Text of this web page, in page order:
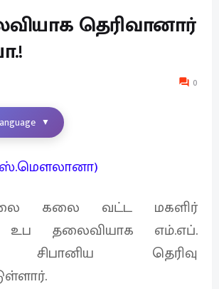
தெரிவானார்
0
▼
கலை வட்ட மகளிர்
தலைவியாக எம்.எப்.
சிபானிய தெரிவு